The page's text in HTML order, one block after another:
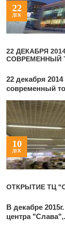
22
ДЕК
22 ДЕКАБРЯ
СОВРЕМЕННЫЙ
22 декабря
современный
10
ДЕК
ОТКРЫТИЕ ТЦ
В декабре
центра